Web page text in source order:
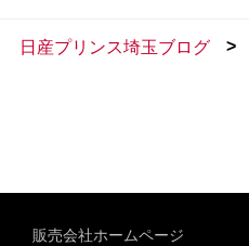
日産プリンス埼玉ブログ >
販売会社ホームページ